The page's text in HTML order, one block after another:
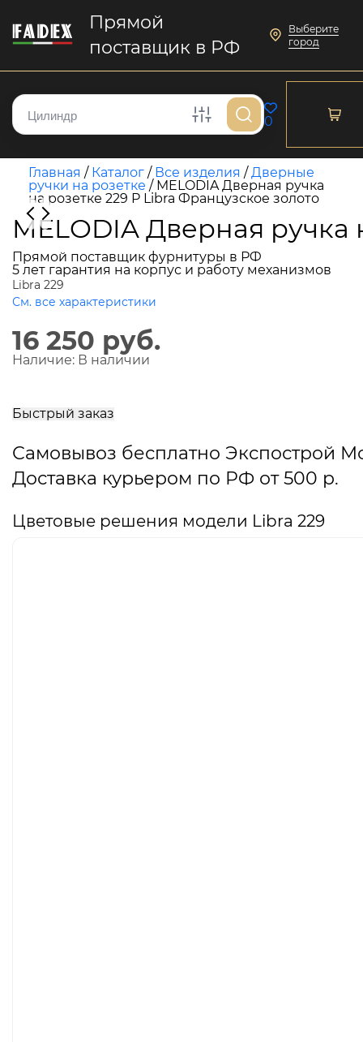
Прямой
поставщик в РФ
Выберите
город
0
Главная / Каталог / Все изделия /Дверные
ручки на розетке / MELODIA Дверная ручка
на розетке 229 P Libra Французское золото
MELODIA Дверная ручка
Прямой поставщик фурнитуры в РФ
5 лет гарантия на корпус и работу механизмов
Libra 229
См. все характеристики
16 250 руб.
Наличие: В наличии
Быстрый заказ
Самовывоз бесплатно Экспострой
Доставка курьером по РФ от 500 р.
Цветовые решения модели Libra 229